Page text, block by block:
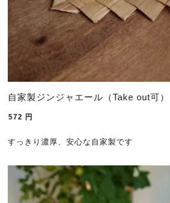
自家製ジンジャエール（Take out可）
572 円
すっきり濃厚、安心な自家製です